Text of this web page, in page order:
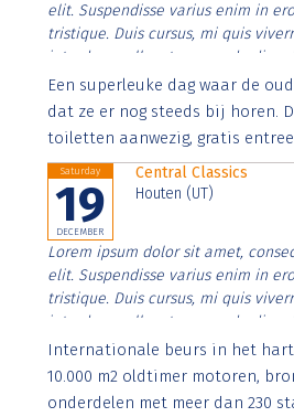
elit. Suspendisse varius enim in
tristique. Duis cursus, mi quis
interdum nulla, ut commodo diam
Aenean faucibus nibh et justo
imperdiet. Nunc ut sem vitae risus
Een superleuke dag waar de
dat ze er nog steeds bij horen.
toiletten aanwezig, gratis
Saturday
19
DECEMBER
Central Classics
Houten (UT)
Lorem ipsum dolor sit amet,
elit. Suspendisse varius enim in
tristique. Duis cursus, mi quis
interdum nulla, ut commodo diam
Aenean faucibus nibh et justo
imperdiet. Nunc ut sem vitae risus
Internationale beurs in het
10.000 m2 oldtimer motoren,
onderdelen met meer dan 230